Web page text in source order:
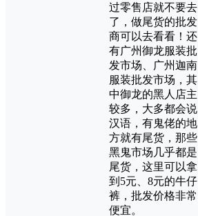
过零售店就不要去
了，做尾货的批发
商可以去看看！还
有广州御龙服装批
发市场、广州迦南
服装批发市场，其
中御龙的黑人店主
较多，大多都会说
汉语，有鬼佬的地
方就有尾货，那些
黑鬼市场几乎都是
尾货，这里可以拿
到5元、8元的牛仔
裤，批发价格非常
便宜。